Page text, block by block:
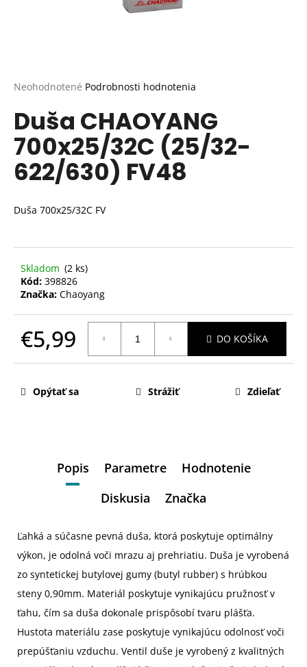
Priemerné
produktu
je
0,0
z
5
hviezdičiek.
Neohodnotené Podrobnosti hodnotenia
Duša CHAOYANG
700x25/32C (25/32-
622/630) FV48
Duša 700x25/32C FV
Skladom (2 ks)
Kód: 398826
Značka: Chaoyang
€5,99 DO KOŠÍKA
Opýtať sa Strážiť Zdieľať
Popis Parametre
Hodnotenie
Diskusia
Značka
Ľahká a súčasne pevná duša, ktorá poskytuje optimálny
výkon, je odolná voči mrazu aj prehriatiu. Duša je vyrobená
zo syntetickej butylovej gumy (butyl rubber) s hrúbkou
steny 0,90mm. Materiál poskytuje vynikajúcu pružnosť v
ťahu, čím sa duša dokonale prispôsobí tvaru plášťa.
Hustota materiálu zase poskytuje vynikajúcu odolnosť voči
prepúšťaniu vzduchu. Ventil duše je vyrobený z kvalitných